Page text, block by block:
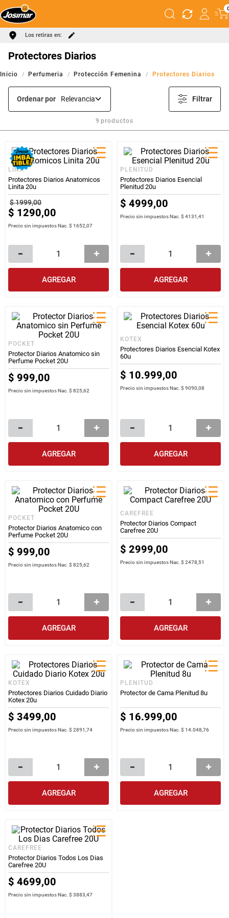
Los retiras en:
Protectores Diarios
Perfumeria Protección Femenina Protectores Diarios
Ordenar por Relevancia Filtrar
9 productos
LINA
Protectores Diarios Anatomicos
Linita 20u
$1999,00
$ 1290,00
Precio sin impuestos Nac.$ 1652,07
AGREGAR
PLENITUD
Protectores Diarios Esencial
Plenitud 20u
$ 4999,00
Precio sin impuestos Nac.$ 4131,41
AGREGAR
POCKET
Protector Diarios Anatomico sin
Perfume Pocket 20U
$ 999,00
Precio sin impuestos Nac.$ 825,62
AGREGAR
KOTEX
Protectores Diarios Esencial Kotex
60u
$ 10.999,00
Precio sin impuestos Nac.$ 9090,08
AGREGAR
POCKET
Protector Diarios Anatomico con
Perfume Pocket 20U
$ 999,00
Precio sin impuestos Nac.$ 825,62
AGREGAR
CAREFREE
Protector Diarios Compact
Carefree 20U
$ 2999,00
Precio sin impuestos Nac.$ 2478,51
AGREGAR
KOTEX
Protectores Diarios Cuidado Diario
Kotex 20u
$ 3499,00
Precio sin impuestos Nac.$ 2891,74
AGREGAR
PLENITUD
Protector de Cama Plenitud 8u
$ 16.999,00
Precio sin impuestos Nac.$ 14.048,76
AGREGAR
CAREFREE
Protector Diarios Todos Los Dias
Carefree 20U
$ 4699,00
Precio sin impuestos Nac.$ 3883,47